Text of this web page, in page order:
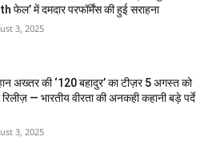
फेल’ में दमदार परफॉर्मेंस की हुई सराहना
3, 2025
अख्तर की ‘120 बहादुर’ का टीज़र 5 अगस्त को
रिलीज़ — भारतीय वीरता की अनकही कहानी बड़े पर्दे
3, 2025